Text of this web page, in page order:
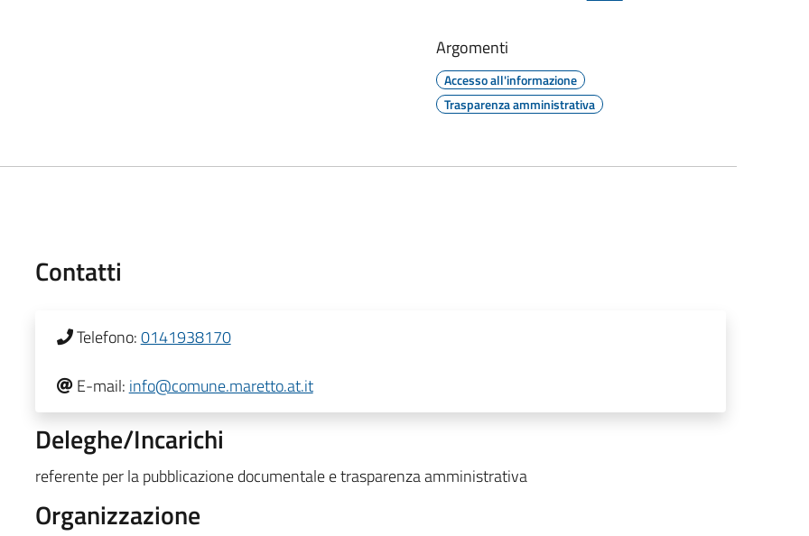
Argomenti
Accesso all'informazione
Trasparenza amministrativa
Contatti
Telefono:0141938170
E-mail: info@comune.maretto.at.it
Deleghe/Incarichi
referente per la pubblicazione documentale e trasparenza amministrativa
Organizzazione